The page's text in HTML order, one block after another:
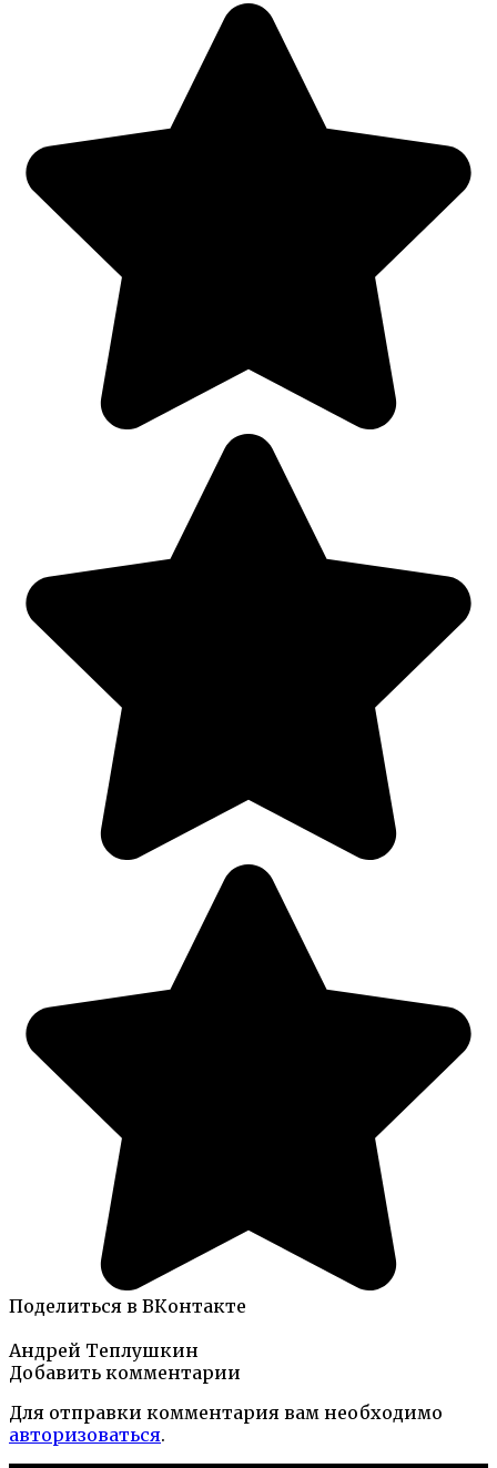
Поделиться в ВКонтакте
Андрей Теплушкин
Добавить комментарии
Для отправки комментария вам необходимо
авторизоваться.